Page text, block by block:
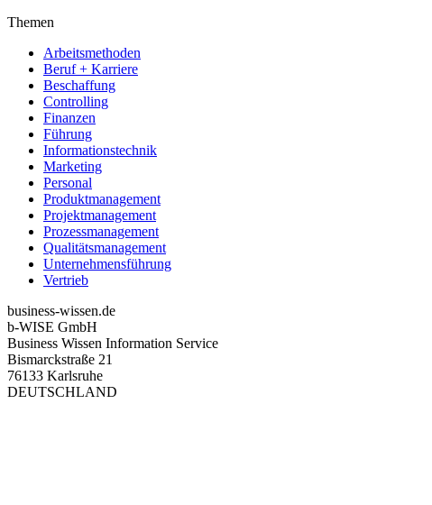
Themen
Arbeitsmethoden
Beruf + Karriere
Beschaffung
Controlling
Finanzen
Führung
Informationstechnik
Marketing
Personal
Produktmanagement
Projektmanagement
Prozessmanagement
Qualitätsmanagement
Unternehmensführung
Vertrieb
business-wissen.de
b-WISE GmbH
Business Wissen Information Service
Bismarckstraße 21
76133 Karlsruhe
DEUTSCHLAND